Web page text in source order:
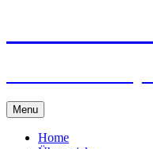
Menu Skip
to
content
Home